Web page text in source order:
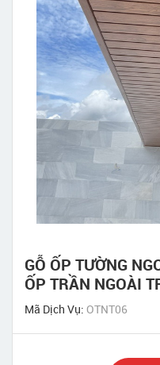
GỖ ỐP TƯỜNG
ỐP TRẦN NGOÀI
Mã Dịch Vụ: OTNT06